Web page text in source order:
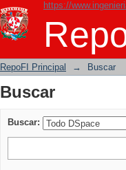
https://
Buscar
RepoFI Principal → Buscar
Buscar
Buscar: